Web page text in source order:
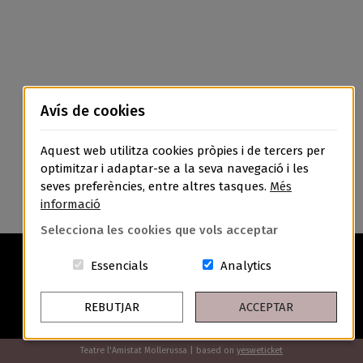
Avís Legal Política de Privacitat
Política de Cookies
Condicions Generals de Contractació
Teatre l'Amistat Mollerussa | based on yesweticket
Avís de cookies
Aquest web utilitza cookies pròpies i de tercers per
optimitzar i adaptar-se a la seva navegació i les
seves preferències, entre altres tasques. Més
informació
Selecciona les cookies que vols acceptar
Essencials Aquestes cookies són essencials
AnalyticsCookies related
REBUTJAR ACCEPTAR